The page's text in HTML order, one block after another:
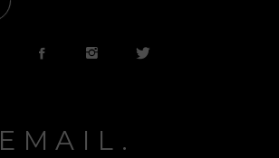
EMAIL.